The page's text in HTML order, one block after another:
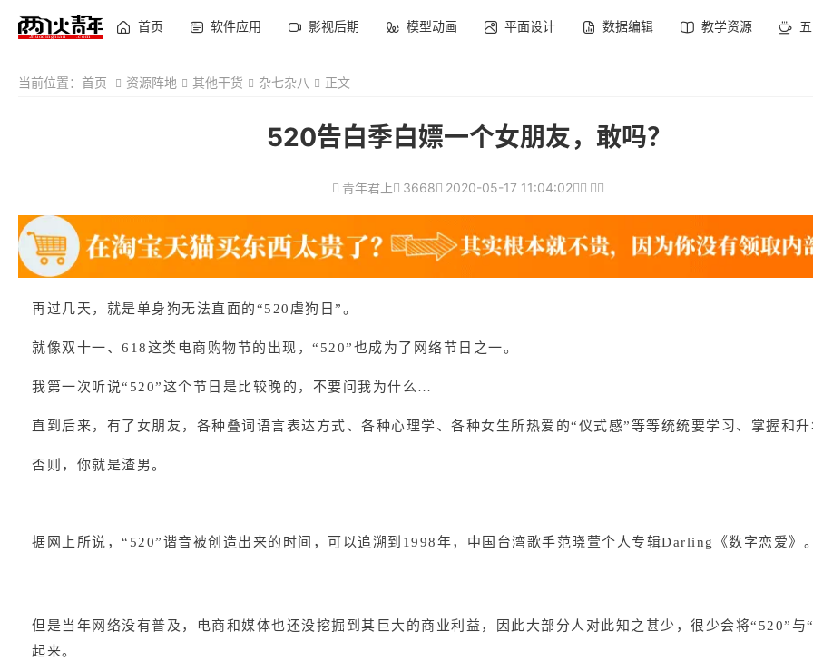
首页 软件应用 影视后期 模型动画 平面设计 数据编辑 教学资源
当前位置： 首页 资源阵地 其他干货 杂七杂八 正文
520告白季白嫖一个女朋友，敢吗？
青年君上 3668 2020-05-17 11:04:02
再过几天，就是单身狗无法直面的“520虐狗日”。
就像双十一、618这类电商购物节的出现，“520”也成为了网络节日之一。
我第一次听说“520”这个节日是比较晚的，不要问我为什么…
直到后来，有了女朋友，各种叠词语言表达方式、各种心理学、各种女生所热爱的“仪式感”等等统统要学习、掌握和升
否则，你就是渣男。
据网上所说，“520”谐音被创造出来的时间，可以追溯到1998年，中国台湾歌手范晓萱个人专辑Darling《数字恋爱》。
但是当年网络没有普及，电商和媒体也还没挖掘到其巨大的商业利益，因此大部分人对此知之甚少，很少会将“520”与
起来。